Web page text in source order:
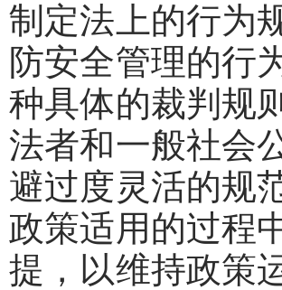
制定法上的行为
防安全管理的行
种具体的裁判规
法者和一般社会
避过度灵活的规
政策适用的过程
提，以维持政策